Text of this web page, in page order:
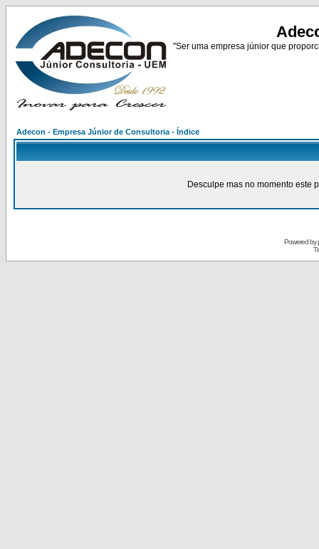
"Ser uma empresa júnior que
Adecon - Empresa Júnior de Consultoria - Índice
Desculpe mas no momento este
Powered by